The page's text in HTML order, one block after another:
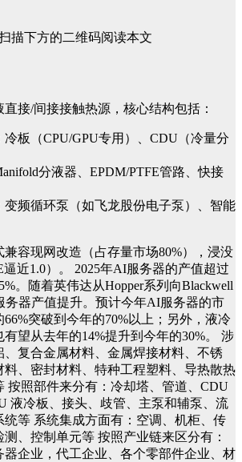
描下方的二维码阅读本文
接/间接接触热源，核心结构包括：
板（CPU/GPU专用）、CDU（冷量分
分液器、EPDM/PTFE管路、快接
频循环泵（如飞龙股份电子泵）、智能
容现网改造（占存量市场80%），浸没
近1.0）。
2025年AI服务器的产值超过
。随着英伟达从Hopper系列向Blackwell
务器产值提升。预计今年AI服务器的市
突破到今年的70%以上；另外，液冷
望从去年的14%提升到今年的30%。
涉
、复合金属材料、金属焊接材料、不锈
料、密封材料、特种工程塑料、导热散热
按照部件来分有：冷却塔、管道、 CDU
液冷板、接头、歧管、主泵和辅泵、流
统等 系统集成方面有：空调、机柜、传
测、控制单元等 按照产业链来区分有：
器企业，代工企业、各个零部件企业、材